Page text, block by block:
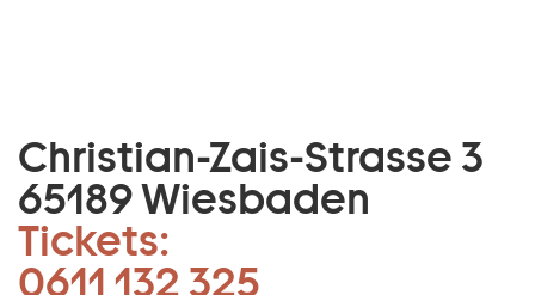
Christian-Zais-Strasse 3
65189 Wiesbaden
Tickets:
0611 132 325